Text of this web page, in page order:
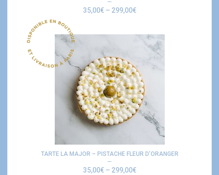
35,00€– 299,00€
TARTE LA MAJOR – PISTACHE FLEUR D’ORANGER
35,00€– 299,00€